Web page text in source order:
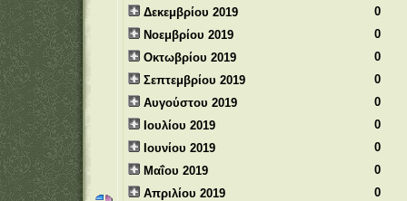
Δεκεμβρίου 2019
0
Νοεμβρίου 2019
0
Οκτωβρίου 2019
0
Σεπτεμβρίου 2019
0
Αυγούστου 2019
0
Ιουλίου 2019
0
Ιουνίου 2019
0
Μαΐου 2019
0
Απριλίου 2019
0